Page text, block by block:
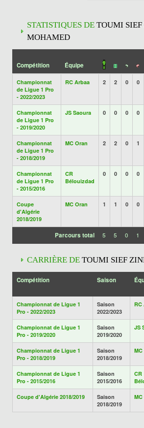
STATISTIQUES DE TOUMI
MOHAMED
Compétition Équipe
Championnat
de Ligue 1 Pro
- 2022/2023
RC Arbaa 2 2 0 0
Championnat
de Ligue 1 Pro
- 2019/2020
JS Saoura 0 0 0 0
Championnat
de Ligue 1 Pro
- 2018/2019
MC Oran 2 2 0 1
Championnat
de Ligue 1 Pro
- 2015/2016
CR
Bélouizdad
0 0 0 0
Coupe
d'Algérie
2018/2019
MC Oran 1 1 0 0
Parcours total 5 5 0 1
CARRIÈRE DE TOUMI SIEF
Compétition Saison
Championnat de Ligue 1
Pro - 2022/2023
Saison
2022/2023
RC
Championnat de Ligue 1
Pro - 2019/2020
Saison
2019/2020
JS
Championnat de Ligue 1
Pro - 2018/2019
Saison
2018/2019
MC
Championnat de Ligue 1
Pro - 2015/2016
Saison
2015/2016
CR
Coupe d'Algérie 2018/2019
Saison
2018/2019
MC